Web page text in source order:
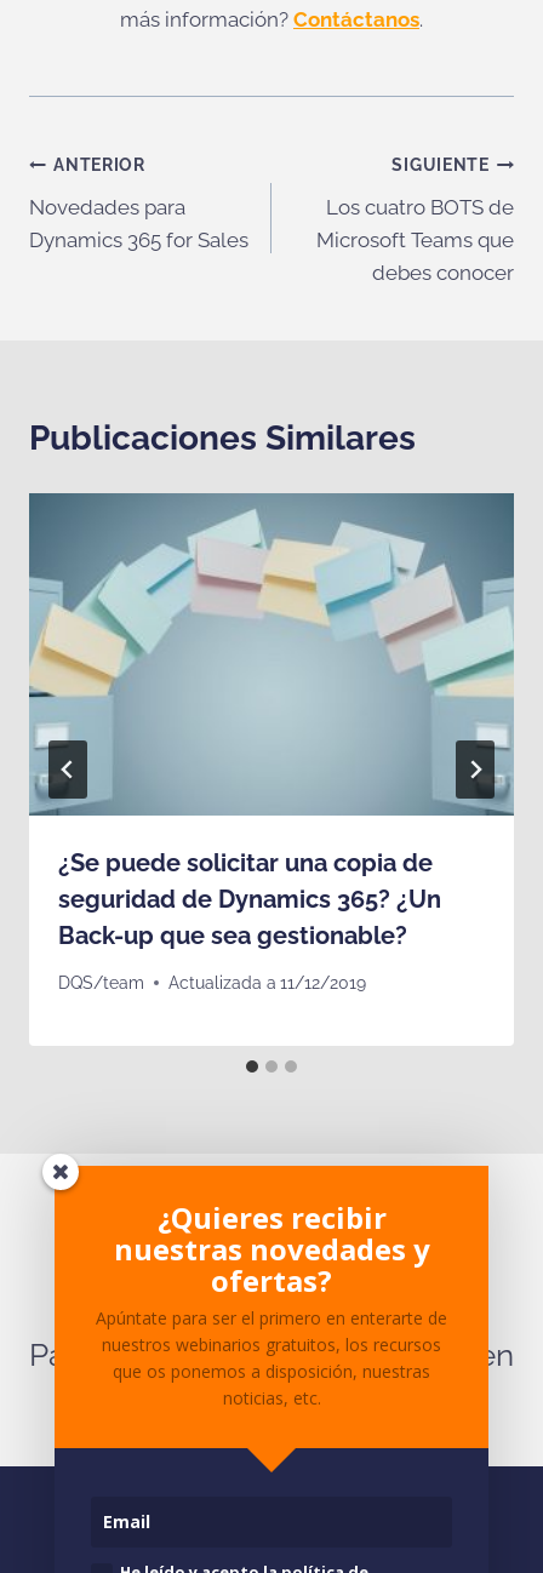
más información? Contáctanos.
Navegación
de
ANTERIOR
Novedades para
Dynamics 365 for Sales
SIGUIENTE
Los cuatro BOTS de
Microsoft Teams que
debes conocer
Publicaciones Similares
¿Se puede solicitar una copia de
seguridad de Dynamics 365? ¿Un
Back-up que sea gestionable?
DQS/team Actualizada a 11/12/2019
¿Te ha parecido interesante?
¿Tienes dudas sobre el
contenido?
Para cualquier pregunta ponte en
contactocon nosotros.
¿Quieres recibir
nuestras novedades y
ofertas?
Apúntate para ser el primero en enterarte de
nuestros webinarios gratuitos, los recursos
que os ponemos a disposición, nuestras
noticias, etc.